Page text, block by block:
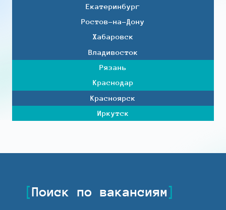
Екатеринбург
Ростов-на-Дону
Хабаровск
Владивосток
Рязань
Краснодар
Красноярск
Иркутск
Поиск по вакансиям